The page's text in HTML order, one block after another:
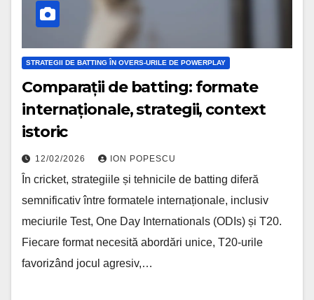
STRATEGII DE BATTING ÎN OVERS-URILE DE POWERPLAY
Comparații de batting: formate
internaționale, strategii, context
istoric
12/02/2026 ION POPESCU
În cricket, strategiile și tehnicile de batting diferă
semnificativ între formatele internaționale, inclusiv
meciurile Test, One Day Internationals (ODIs) și T20.
Fiecare format necesită abordări unice, T20-urile
favorizând jocul agresiv,…